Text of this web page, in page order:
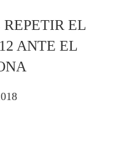
EL
ANTE EL